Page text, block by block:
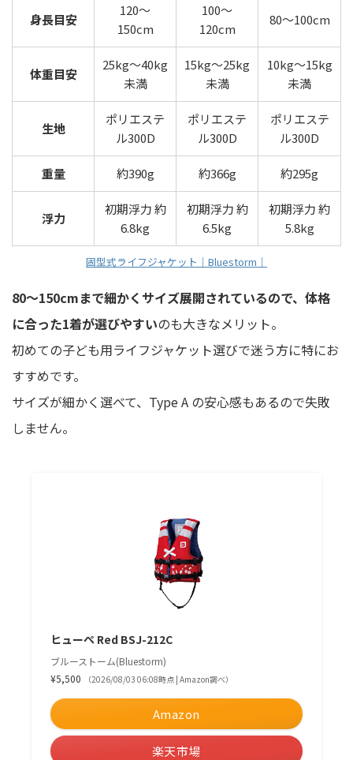
身長目安
120～
150cm
100～
120cm
80～100cm
体重目安
25kg～40kg
未満
15kg～25kg
未満
10kg～15kg
未満
生地
ポリエステ
ル300D
ポリエステ
ル300D
ポリエステ
ル300D
重量 約390g 約366g 約295g
浮力
初期浮力 約
6.8kg
初期浮力 約
6.5kg
初期浮力 約
5.8kg
固型式ライフジャケット｜Bluestorm｜
80〜150cmまで細かくサイズ展開されているので、体格
に合った1着が選びやすいのも大きなメリット。
初めての子ども用ライフジャケット選びで迷う方に特にお
すすめです。
サイズが細かく選べて、Type A の安心感もあるので失敗
しません。
ヒューペ Red BSJ-212C
ブルーストーム(Bluestorm)
¥5,500
（2026/08/03 06:08時点 | Amazon調べ）
Amazon
楽天市場